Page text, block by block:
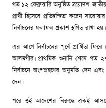
গত ১২ ফেব্রুয়ারি অনুষ্ঠিত ত্রয়োদশ
প্রার্থী হিসেবে প্রতিদ্বন্দ্বিতা করেন
নির্বাচনের ফলাফল প্রকাশ স্থগিত রাখা হয়।
এর আগে নির্বাচনের পূর্বে প্রার্থিতা
আলমগীর। প্রাথমিক শুনানি শেষে গত
নির্বাচনে অংশগ্রহণের অনুমতি দেন এবং
দেন।
পরে ওই আদেশের বিরুদ্ধে একই